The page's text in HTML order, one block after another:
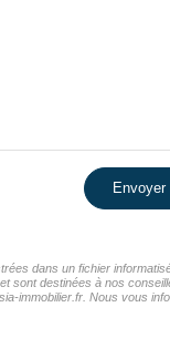
dans un fichier
sont destinées à nos
immobilier.fr. Nous vous